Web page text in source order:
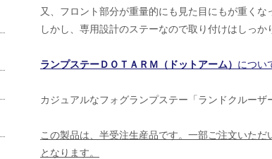
又、フロント部分が重量的にも見た目にもが重くな
しかし、専用設計のステーなので取り付けはしっか
ランプステーＤＯＴＡＲＭ（ドットアーム） につい
カジュアルなフォグランプステー「ランドクルー
この製品は、半受注生産品です。一部ご注文いた
となります。